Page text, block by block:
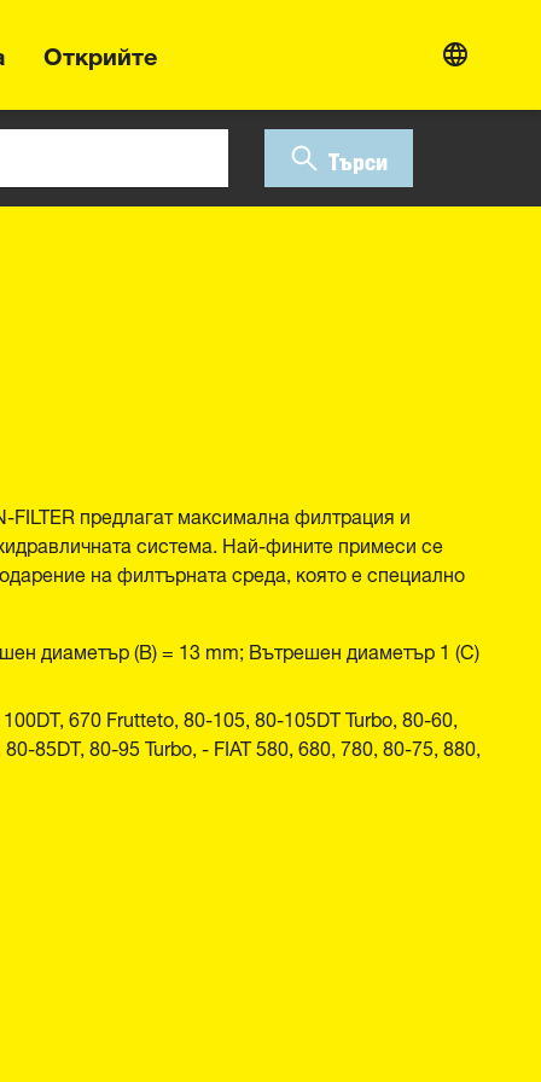
Открийте
Търси
предлагат максимална филтрация и
система. Най-фините примеси се
на филтърната среда, която е специално
диаметър (B) = 13 mm; Вътрешен диаметър 1 (C)
670 Frutteto, 80-105, 80-105DT Turbo, 80-60,
85DT, 80-95 Turbo, - FIAT 580, 680, 780, 80-75, 880,